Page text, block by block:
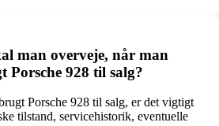
man overveje, når man
Porsche 928 til salg?
Porsche 928 til salg, er det vigtigt
tilstand, servicehistorik, eventuelle